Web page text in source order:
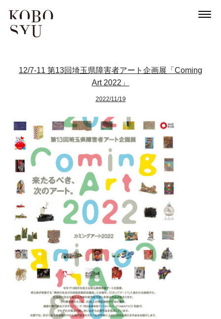
12/7-11 第13回埼玉県障害者アート企画展「Coming
Art 2022」
2022/11/19